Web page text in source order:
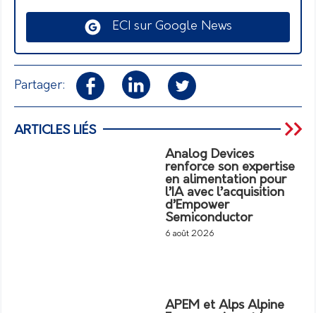
ECI sur Google News
Partager:
ARTICLES LIÉS
Analog Devices
renforce son expertise
en alimentation pour
l’IA avec l’acquisition
d’Empower
Semiconductor
6 août 2026
APEM et Alps Alpine